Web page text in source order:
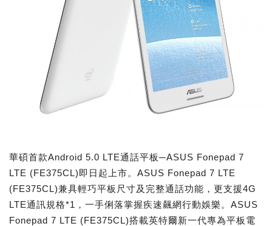
華碩首款Android 5.0 LTE通話平板─ASUS Fonepad 7
LTE (FE375CL)即日起上市。ASUS Fonepad 7 LTE
(FE375CL)兼具輕巧平板尺寸及完整通話功能，更支援4G
LTE通訊規格*1，一手俐落掌握疾速飆網行動娛樂。ASUS
Fonepad 7 LTE (FE375CL)搭載英特爾新一代專為平板電